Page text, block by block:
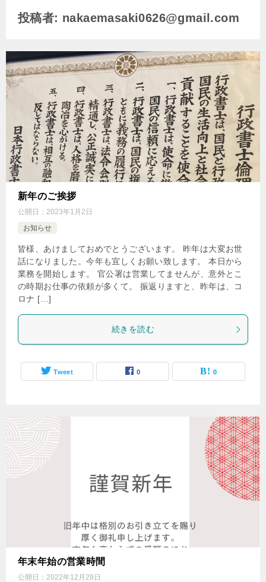
投稿者: nakaemasaki0626@gmail.com
新年のご挨拶
公開日： 2023年1月2日
お知らせ
皆様、あけましておめでとうございます。 昨年は大変お世
話になりました。今年も宜しくお願い致します。 本日から
業務を開始します。 官公署は営業してませんが、意外とこ
の時期お仕事の依頼が多くて。 振返りますと、昨年は、コ
ロナ […]
続きを読む
Tweet 0 0
年末年始の営業時間
公開日： 2022年12月29日